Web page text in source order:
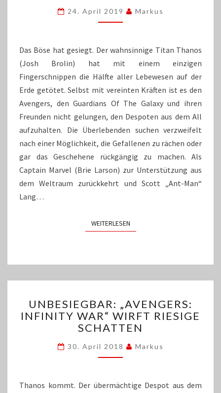
SUPERHELDENFILM
24. April 2019 Markus
Das Böse hat gesiegt. Der wahnsinnige Titan Thanos
(Josh Brolin) hat mit einem einzigen
Fingerschnippen die Hälfte aller Lebewesen auf der
Erde getötet. Selbst mit vereinten Kräften ist es den
Avengers, den Guardians Of The Galaxy und ihren
Freunden nicht gelungen, den Despoten aus dem All
aufzuhalten. Die Überlebenden suchen verzweifelt
nach einer Möglichkeit, die Gefallenen zu rächen oder
gar das Geschehene rückgängig zu machen. Als
Captain Marvel (Brie Larson) zur Unterstützung aus
dem Weltraum zurückkehrt und Scott „Ant-Man“
Lang…
WEITERLESENWEITERLESEN
„AVENGERS:
INFINITY
WAR“
RIESIGE
SCHATTEN
UNBESIEGBAR: „AVENGERS:
INFINITY WAR“ WIRFT RIESIGE
SCHATTEN
30. April 2018 Markus
Thanos kommt. Der übermächtige Despot aus dem